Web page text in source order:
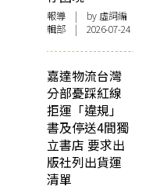
報導 | by 虛詞編
輯部 | 2026-07-24
嘉達物流台灣
分部憂踩紅線
拒運「違規」
書及停送4間獨
立書店 要求出
版社列出貨運
清單